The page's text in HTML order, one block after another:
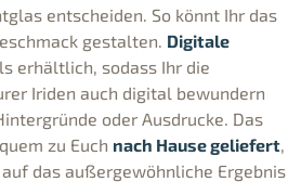
entscheiden. So könnt Ihr das
gestalten. Digitale
erhältlich, sodass Ihr die
Iriden auch digital bewundern
oder Ausdrucke. Das
zu Euch nach Hause geliefert,
das außergewöhnliche Ergebnis